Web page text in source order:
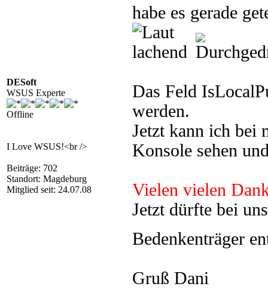
DESoft
WSUS Experte
Offline
I Love WSUS!<br />
Beiträge: 702
Standort: Magdeburg
Mitglied seit: 24.07.08
habe es gerade
Das Feld
werden.
Jetzt kann ich bei
Konsole sehen
Vielen vielen
Jetzt dürfte bei
Bedenkenträger
Gruß Dani